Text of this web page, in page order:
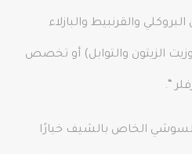
والقرنبيط والبازلاء
الزيتون والتوابل) أو تخصص
الخاص بالشيف خيارًا